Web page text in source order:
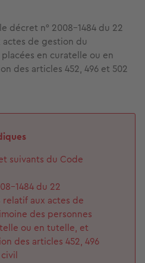
décret n° 2008-1484 du 22
de gestion du
en curatelle ou en
des articles 452, 496 et 502
suivants du Code
1484 du 22
aux actes de
des personnes
ou en tutelle, et
des articles 452, 496